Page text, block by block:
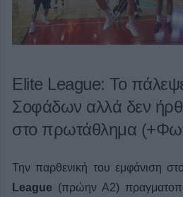
Elite League: Το
Σοφάδων αλλά δεν
στο πρωτάθλημα
Την παρθενική του εμφάνιση
League (πρώην Α2)